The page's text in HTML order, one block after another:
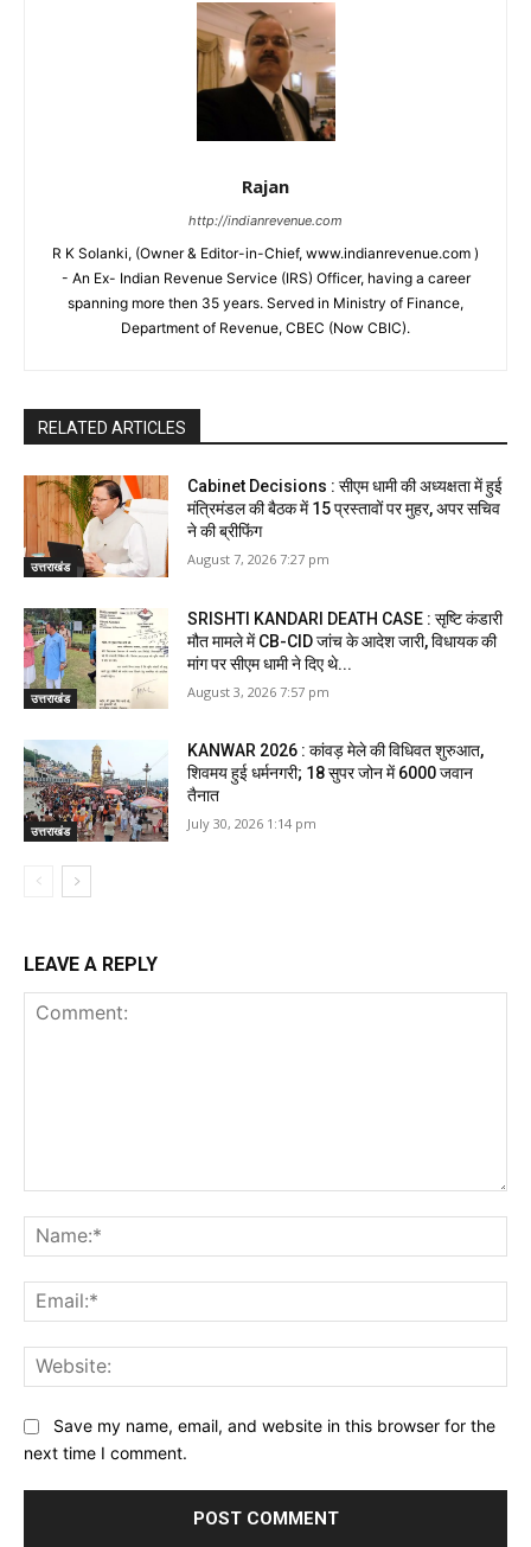
Rajan
http://indianrevenue.com
R K Solanki, (Owner & Editor-in-Chief, www.indianrevenue.com )
- An Ex- Indian Revenue Service (IRS) Officer, having a career
spanning more then 35 years. Served in Ministry of Finance,
Department of Revenue, CBEC (Now CBIC).
RELATED ARTICLES
उत्तराखंड
Cabinet Decisions : सीएम धामी की अध्यक्षता में हुई
मंत्रिमंडल की बैठक में 15 प्रस्तावों पर मुहर, अपर सचिव
ने की ब्रीफिंग
August 7, 2026 7:27 pm
उत्तराखंड
SRISHTI KANDARI DEATH CASE : सृष्टि कंडारी
मौत मामले में CB-CID जांच के आदेश जारी, विधायक की
मांग पर सीएम धामी ने दिए थे...
August 3, 2026 7:57 pm
उत्तराखंड
KANWAR 2026 : कांवड़ मेले की विधिवत शुरुआत,
शिवमय हुई धर्मनगरी; 18 सुपर जोन में 6000 जवान
तैनात
July 30, 2026 1:14 pm
LEAVE A REPLY
Save my name, email, and website in this browser for the
next time I comment.